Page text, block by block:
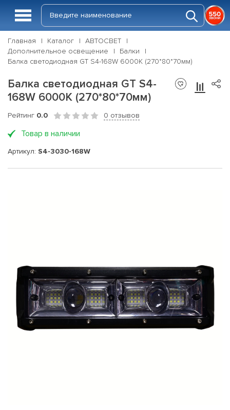
Главная Каталог
АВТОСВЕТ
Дополнительное освещение
Балки
Балка светодиодная GT S4-168W 6000K (270*80*70мм)
Балка светодиодная GT S4-
168W 6000K (270*80*70мм)
Рейтинг 0.0 0 отзывов
Товар в наличии
Артикул: S4-3030-168W